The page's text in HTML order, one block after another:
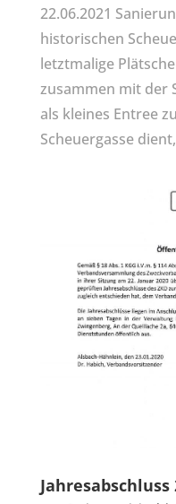
22.06.2021
historischen
letztmalige
zusammen mit der
als kleines Entree
Scheuergasse
Jahresabschluss